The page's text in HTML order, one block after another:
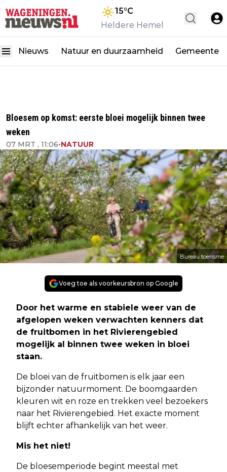
15°C
Heldere Hemel
Nieuws Natuur en duurzaamheid Gemeente
Bloesem op komst: eerste bloei mogelijk binnen twee
weken
07 MRT , 11:06•NATUUR
Bureau toerisme
Voeg toe als voorkeursbron op Google
Door het warme en stabiele weer van de
afgelopen weken verwachten kenners dat
de fruitbomen in het Rivierengebied
mogelijk al binnen twee weken in bloei
staan.
De bloei van de fruitbomen is elk jaar een
bijzonder natuurmoment. De boomgaarden
kleuren wit en roze en trekken veel bezoekers
naar het Rivierengebied. Het exacte moment
blijft echter afhankelijk van het weer.
Mis het niet!
De bloesemperiode begint meestal met